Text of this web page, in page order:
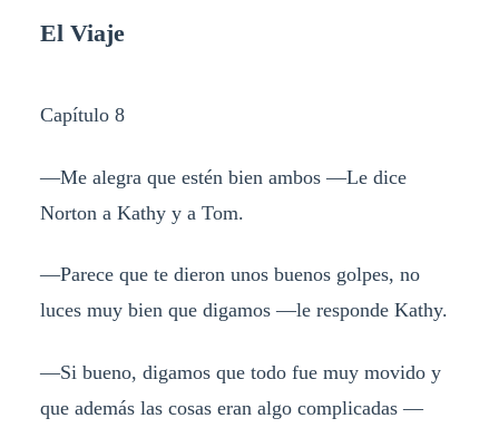
El Viaje
Capítulo 8
—Me alegra que estén bien ambos —Le dice
Norton a Kathy y a Tom.
—Parece que te dieron unos buenos golpes, no
luces muy bien que digamos —le responde Kathy.
—Si bueno, digamos que todo fue muy movido y
que además las cosas eran algo complicadas —